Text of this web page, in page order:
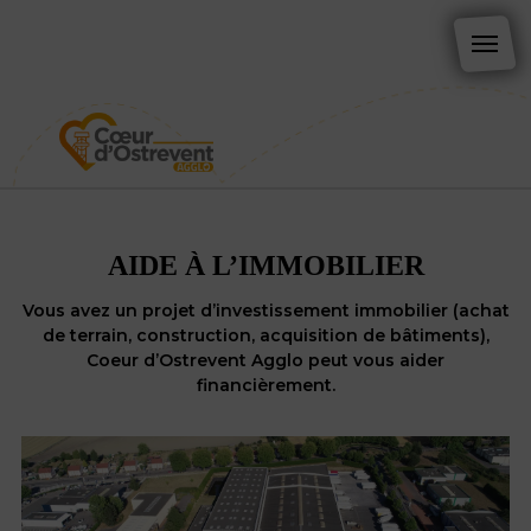
AIDE À L’IMMOBILIER
Vous avez un projet d’investissement immobilier (achat
de terrain, construction, acquisition de bâtiments),
Coeur d’Ostrevent Agglo peut vous aider
financièrement.